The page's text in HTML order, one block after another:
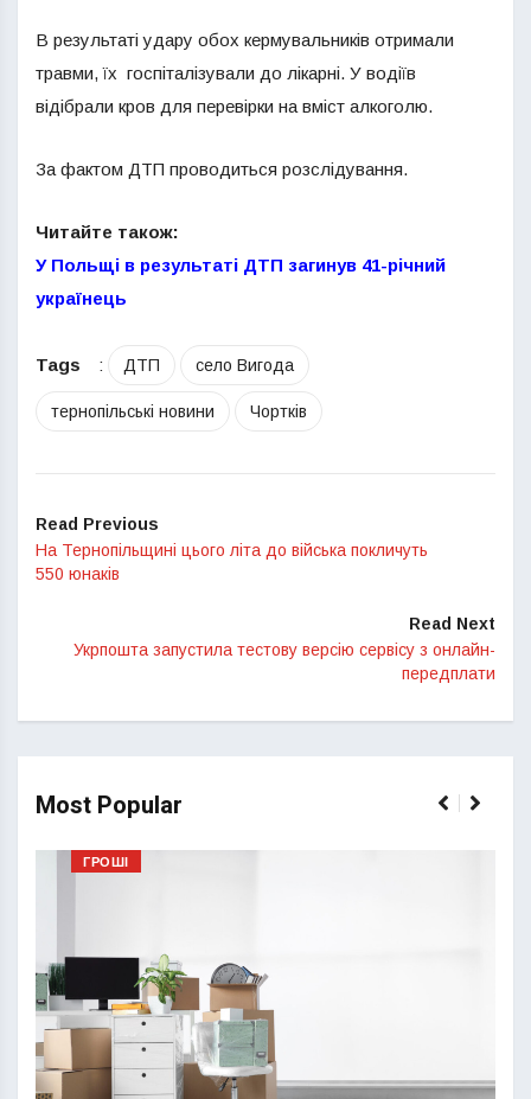
В результаті удару обох кермувальників отримали
травми, їх госпіталізували до лікарні. У водіїв
відібрали кров для перевірки на вміст алкоголю.
За фактом ДТП проводиться розслідування.
Читайте також:
У Польщі в результаті ДТП загинув 41-річний
українець
Tags : ДТП село Вигода
тернопільські новини Чортків
Read Previous
На Тернопільщині цього літа до війська покличуть
550 юнаків
Read Next
Укрпошта запустила тестову версію сервісу з онлайн-
передплати
Most Popular
ГРОШІ